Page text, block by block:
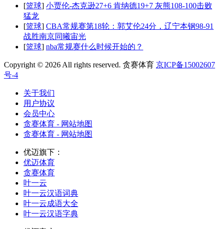
[篮球] 小贾伦-杰克逊27+6 肯纳德19+7 灰熊108-100击败
猛龙
[篮球] CBA常规赛第18轮：郭艾伦24分，辽宁本钢98-91
战胜南京同曦宙光
[篮球] nba常规赛什么时候开始的？
Copyright © 2026 All rights reserved. 贪赛体育 京ICP备15002607
号-4
关于我们
用户协议
会员中心
贪赛体育 - 网站地图
贪赛体育 - 网站地图
优迈旗下：
优迈体育
贪赛体育
叶一云
叶一云汉语词典
叶一云成语大全
叶一云汉语字典